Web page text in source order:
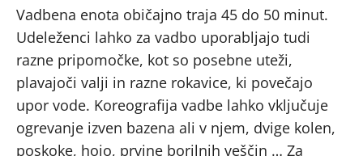
Vadbena enota običajno traja 45 do 50 minut.
Udeleženci lahko za vadbo uporabljajo tudi
razne pripomočke, kot so posebne uteži,
plavajoči valji in razne rokavice, ki povečajo
upor vode. Koreografija vadbe lahko vključuje
ogrevanje izven bazena ali v njem, dvige kolen,
poskoke, hojo, prvine borilnih veščin … Za